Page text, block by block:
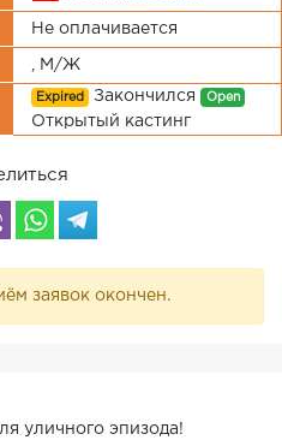
Не оплачивается
, М/Ж
Expired Закончился Open
Открытый кастинг
заявок окончен.
уличного эпизода!